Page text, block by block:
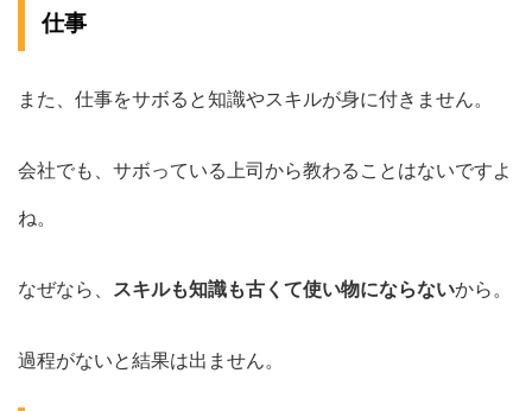
仕事
また、仕事をサボると知識やスキルが身に付きません。
会社でも、サボっている上司から教わることはないですよ
ね。
なぜなら、 スキルも知識も古くて使い物にならないから。
過程がないと結果は出ません。